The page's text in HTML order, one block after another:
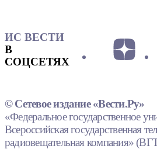
ИС ВЕСТИ
В
СОЦСЕТЯХ
© Сетевое издание «Вести.Ру»
«Федеральное государственное
Всероссийская государственная
радиовещательная компания»